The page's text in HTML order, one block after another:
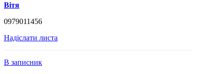
Вітя
0979011456
Надіслати листа
В записник